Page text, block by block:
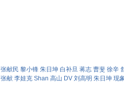
张献民 黎小锋 朱日坤 白补旦 蒋志 曹斐 徐辛
张献 李娃克 Shan 高山 DV 刘高明 朱日坤 现